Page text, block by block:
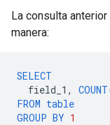
La consulta
manera:
SELECT
field_1 , COUNT
FROM table
GROUP BY 1